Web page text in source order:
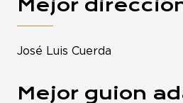
Mejor
José Luis Cuerda
Mejor guion